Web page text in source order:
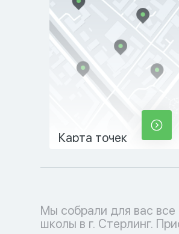
Карта точек
Мы собрали для вас
школы в г. Стерлинг.
мусульманскому